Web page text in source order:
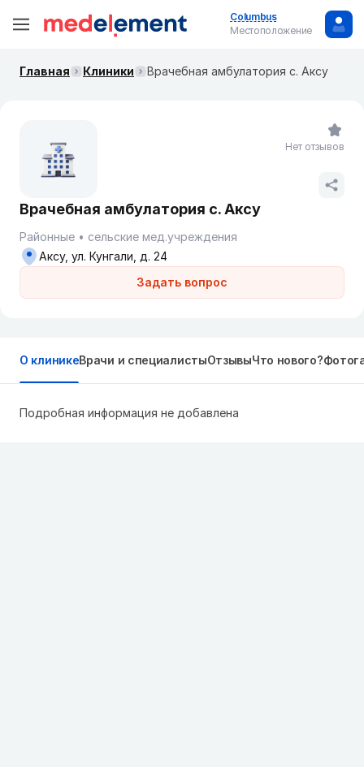
Columbus
Местоположение
Главная Клиники Врачебная амбулатория с. Аксу
Врачебная амбулатория с. Аксу
Районные сельские мед.учреждения
Задать вопрос
Аксу, ул. Кунгали, д. 24
Нет отзывов
О клиникеВрачи и специалистыОтзывыЧто нового?
Подробная информация не добавлена